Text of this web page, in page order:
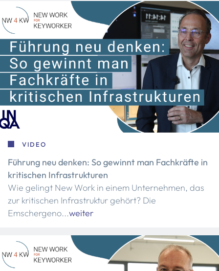
VIDEO
Führung neu denken: So gewinnt man Fachkräfte in
kritischen Infrastrukturen
Wie gelingt New Work in einem Unternehmen, das
zur kritischen Infrastruktur gehört? Die
Emschergeno...weiter